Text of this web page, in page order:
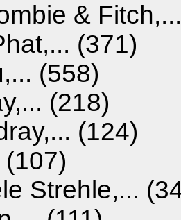
&
(371)
(558)
(218)
(124)
(107)
Strehle,...